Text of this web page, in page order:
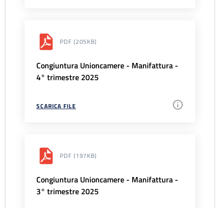
PDF (205KB)
Congiuntura Unioncamere - Manifattura -
4° trimestre 2025
SCARICA FILE
PDF (197KB)
Congiuntura Unioncamere - Manifattura -
3° trimestre 2025